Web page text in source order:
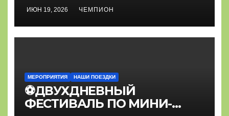
ИЮН 19, 2026 ЧЕМПИОН
МЕРОПРИЯТИЯ НАШИ ПОЕЗДКИ
⚽ДВУХДНЕВНЫЙ
ФЕСТИВАЛЬ ПО МИНИ-